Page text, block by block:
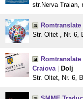
str.Nerva Traian,
Str. Oltet , Nr. 6,
Craiova
Dolj
Str. Oltet, Nr. 6,